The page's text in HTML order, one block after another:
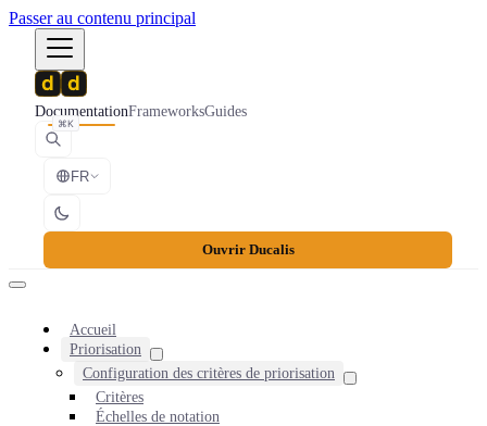
Passer au contenu principal
DocumentationFrameworksGuides
⌘K
FR
Ouvrir Ducalis
Accueil
Priorisation
Configuration des critères de priorisation
Critères
Échelles de notation